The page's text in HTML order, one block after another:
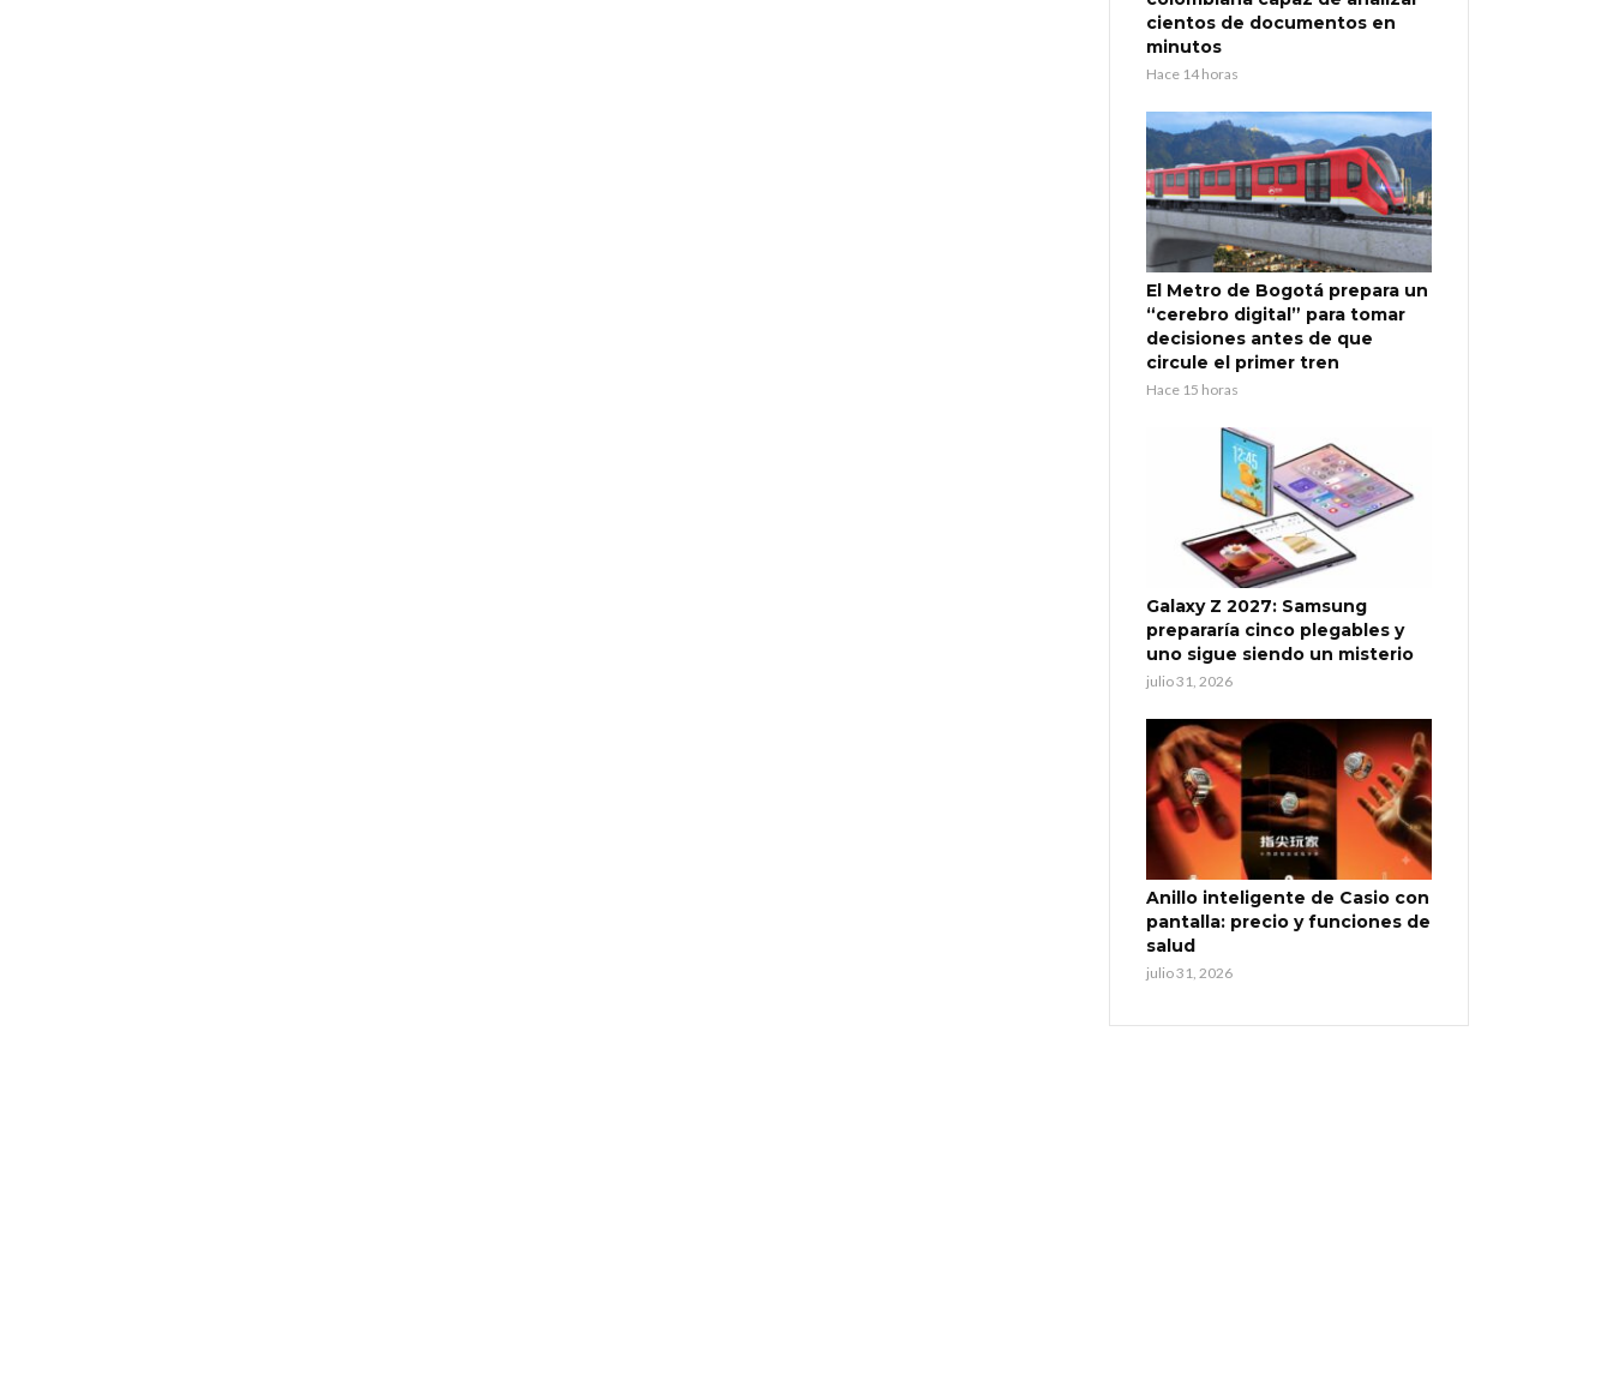
cientos de documentos en
minutos
Hace 14 horas
El Metro de Bogotá prepara un
“cerebro digital” para tomar
decisiones antes de que
circule el primer tren
Hace 15 horas
Galaxy Z 2027: Samsung
prepararía cinco plegables y
uno sigue siendo un misterio
julio 31, 2026
Anillo inteligente de Casio con
pantalla: precio y funciones de
salud
julio 31, 2026